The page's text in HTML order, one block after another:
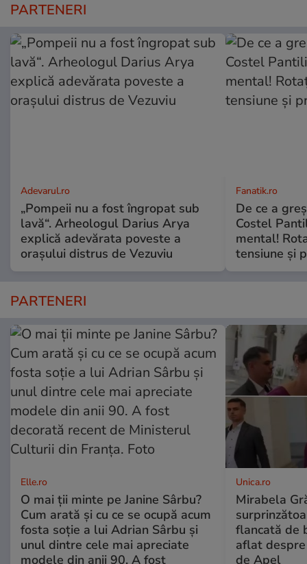
PARTENERI
Adevarul.ro
„Pompeii nu a fost îngropat sub
lavă“. Arheologul Darius Arya
explică adevărata poveste a
orașului distrus de Vezuviu
Fanatik.ro
De ce a
Costel
mental!
tensiune și
PARTENERI
Elle.ro
O mai ții minte pe Janine Sârbu?
Cum arată și cu ce se ocupă acum
fosta soție a lui Adrian Sârbu și
unul dintre cele mai apreciate
modele din anii 90. A fost
Unica.ro
Mirabela
flancată de
aflat
de Apel